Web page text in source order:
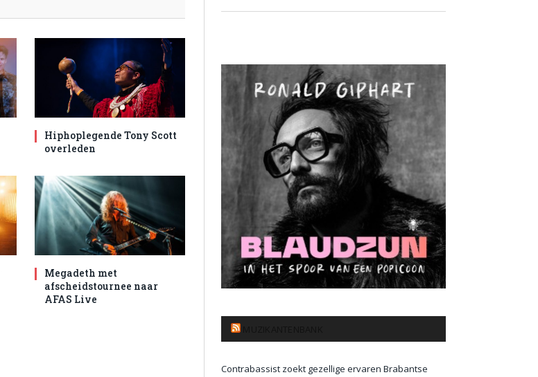
Hiphoplegende Tony Scott
overleden
Megadeth met
afscheidstournee naar
AFAS Live
Contrabassist zoekt gezellige ervaren Brabantse